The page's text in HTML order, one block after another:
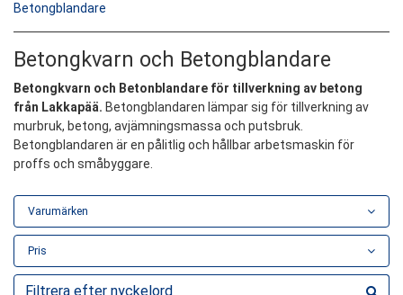
Betongblandare
Betongkvarn och Betongblandare
Betongkvarn och Betonblandare för tillverkning av betong
från Lakkapää. Betongblandaren lämpar sig för tillverkning av
murbruk, betong, avjämningsmassa och putsbruk.
Betongblandaren är en pålitlig och hållbar arbetsmaskin för
proffs och småbyggare.
Varumärken
Pris